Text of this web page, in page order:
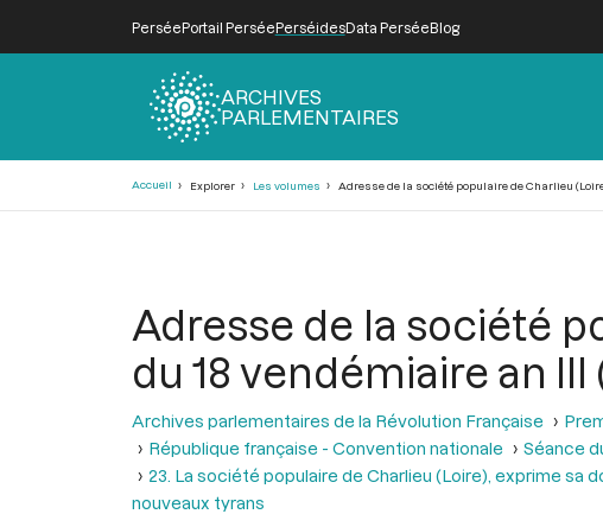
PerséePortail PerséePerséidesData PerséeBlog
ARCHIVES
PARLEMENTAIRES
Accueil Explorer Les volumes Adresse de la société populaire de Charlieu
Adresse de la société
du 18 vendémiaire an III
Archives parlementaires de la Révolution Française
République française - Convention nationale
Séance
23. La société populaire de Charlieu (Loire), exprime sa
nouveaux tyrans